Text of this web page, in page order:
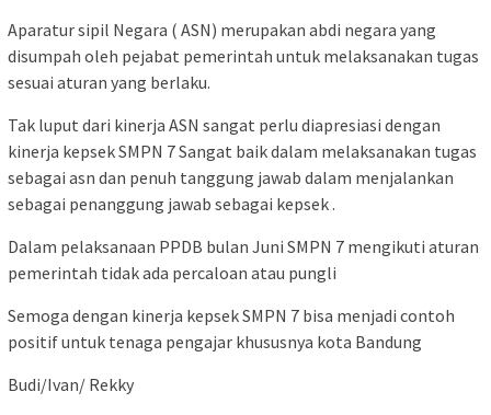
Aparatur sipil Negara ( ASN) merupakan abdi negara yang
disumpah oleh pejabat pemerintah untuk melaksanakan tugas
sesuai aturan yang berlaku.
Tak luput dari kinerja ASN sangat perlu diapresiasi dengan
kinerja kepsek SMPN 7 Sangat baik dalam melaksanakan tugas
sebagai asn dan penuh tanggung jawab dalam menjalankan
sebagai penanggung jawab sebagai kepsek .
Dalam pelaksanaan PPDB bulan Juni SMPN 7 mengikuti aturan
pemerintah tidak ada percaloan atau pungli
Semoga dengan kinerja kepsek SMPN 7 bisa menjadi contoh
positif untuk tenaga pengajar khususnya kota Bandung
Budi/Ivan/ Rekky